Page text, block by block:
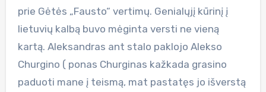
prie Gėtės „Fausto“ vertimų. Genialųjį kūrinį į
lietuvių kalbą buvo mėginta versti ne vieną
kartą. Aleksandras ant stalo paklojo Alekso
Churgino ( ponas Churginas kažkada grasino
paduoti mane į teismą, mat pastatęs jo išverstą